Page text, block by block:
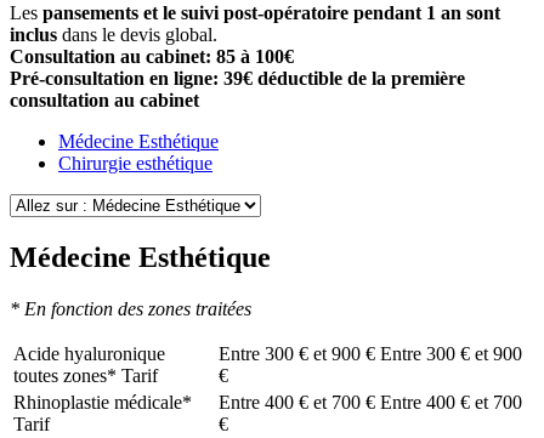
Les pansements et le suivi post-opératoire pendant 1 an sont
inclus dans le devis global.
Consultation au cabinet: 85 à 100€
Pré-consultation en ligne: 39€ déductible de la première
consultation au cabinet
Médecine Esthétique
Chirurgie esthétique
Médecine Esthétique
* En fonction des zones traitées
Acide hyaluronique
toutes zones* Tarif
Entre 300 € et 900 € Entre 300 € et 900
€
Rhinoplastie médicale*
Tarif
Entre 400 € et 700 € Entre 400 € et 700
€